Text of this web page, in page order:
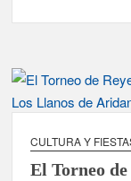
CULTURA Y
El Torneo